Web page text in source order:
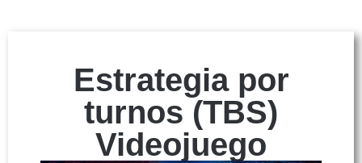
Estrategia por
turnos (TBS)
Videojuego